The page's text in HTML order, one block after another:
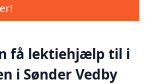
få lektiehjælp til i
i Sønder Vedby